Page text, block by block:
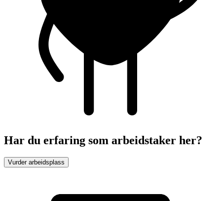
Har du erfaring som arbeidstaker her?
Vurder arbeidsplass